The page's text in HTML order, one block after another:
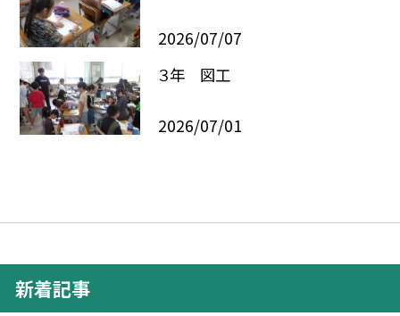
2026/07/07
３年 図工
2026/07/01
新着記事